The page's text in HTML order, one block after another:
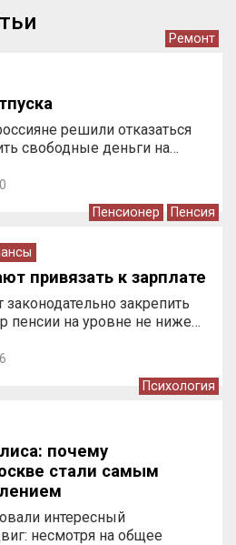
Ремонт
решили отказаться
свободные деньги на…
Пенсионер Пенсия
привязать к зарплате
закрепить
пенсии на уровне не ниже…
Психология
почему
стали самым
интересный
несмотря на общее